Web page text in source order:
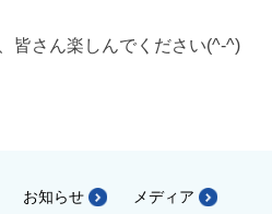
皆さん楽しんでください(^-^)
お知らせ
メディア